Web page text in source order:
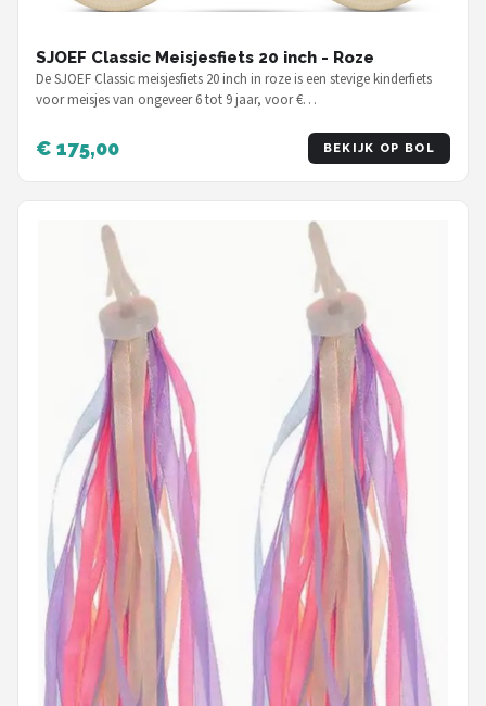
SJOEF Classic Meisjesfiets 20 inch - Roze
De SJOEF Classic meisjesfiets 20 inch in roze is een stevige kinderfiets
voor meisjes van ongeveer 6 tot 9 jaar, voor €…
€ 175,00 BEKIJK OP BOL